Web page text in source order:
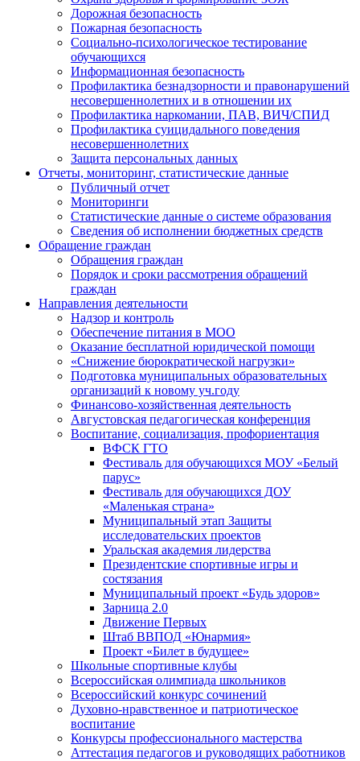
Дорожная безопасность
Пожарная безопасность
Социально-психологическое тестирование
обучающихся
Информационная безопасность
Профилактика безнадзорности и правонарушений
несовершеннолетних и в отношении их
Профилактика наркомании, ПАВ, ВИЧ/СПИД
Профилактика суицидального поведения
несовершеннолетних
Защита персональных данных
Отчеты, мониторинг, статистические данные
Публичный отчет
Мониторинги
Статистические данные о системе образования
Сведения об исполнении бюджетных средств
Обращение граждан
Обращения граждан
Порядок и сроки рассмотрения обращений
граждан
Направления деятельности
Надзор и контроль
Обеспечение питания в МОО
Оказание бесплатной юридической помощи
«Снижение бюрократической нагрузки»
Подготовка муниципальных образовательных
организаций к новому уч.году
Финансово-хозяйственная деятельность
Августовская педагогическая конференция
Воспитание, социализация, профориентация
ВФСК ГТО
Фестиваль для обучающихся МОУ «Белый
парус»
Фестиваль для обучающихся ДОУ
«Маленькая страна»
Муниципальный этап Защиты
исследовательских проектов
Уральская академия лидерства
Президентские спортивные игры и
состязания
Муниципальный проект «Будь здоров»
Зарница 2.0
Движение Первых
Штаб ВВПОД «Юнармия»
Проект «Билет в будущее»
Школьные спортивные клубы
Всероссийская олимпиада школьников
Всероссийский конкурс сочинений
Духовно-нравственное и патриотическое
воспитание
Конкурсы профессионального мастерства
Аттестация педагогов и руководящих работников